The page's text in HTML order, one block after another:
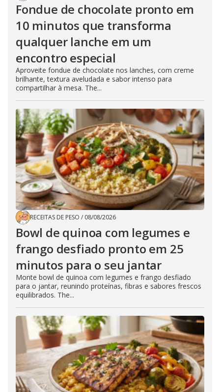
Fondue de chocolate pronto em
10 minutos que transforma
qualquer lanche em um
encontro especial
Aproveite fondue de chocolate nos lanches, com creme
brilhante, textura aveludada e sabor intenso para
compartilhar à mesa. The...
RECEITAS DE PESO / 08/08/2026
Bowl de quinoa com legumes e
frango desfiado pronto em 25
minutos para o seu jantar
Monte bowl de quinoa com legumes e frango desfiado
para o jantar, reunindo proteínas, fibras e sabores frescos
equilibrados. The...